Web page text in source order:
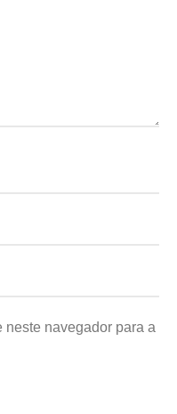
neste navegador para a